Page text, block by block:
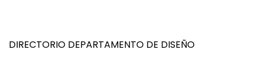
DIRECTORIO DEPARTAMENTO DE DISEÑO